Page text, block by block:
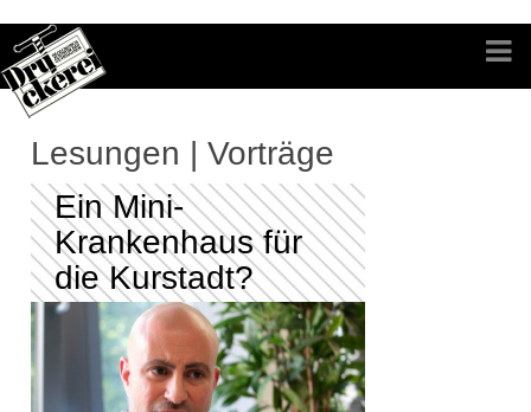
Lesungen | Vorträge
Ein Mini-
Krankenhaus für
die Kurstadt?